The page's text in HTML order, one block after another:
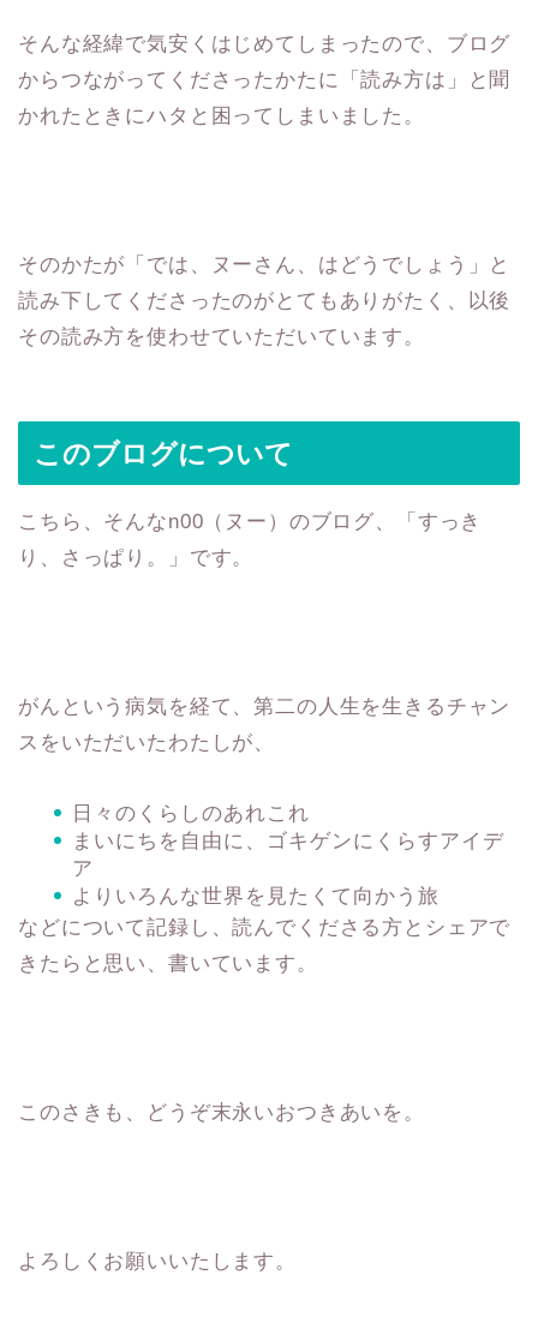
そんな経緯で気安くはじめてしまったので、ブログ
からつながってくださったかたに「読み方は」と聞
かれたときにハタと困ってしまいました。
そのかたが「では、ヌーさん、はどうでしょう」と
読み下してくださったのがとてもありがたく、以後
その読み方を使わせていただいています。
このブログについて
こちら、そんなn00（ヌー）のブログ、「すっき
り、さっぱり。」です。
がんという病気を経て、第二の人生を生きるチャン
スをいただいたわたしが、
日々のくらしのあれこれ
まいにちを自由に、ゴキゲンにくらすアイデ
ア
よりいろんな世界を見たくて向かう旅
などについて記録し、読んでくださる方とシェアで
きたらと思い、書いています。
このさきも、どうぞ末永いおつきあいを。
よろしくお願いいたします。